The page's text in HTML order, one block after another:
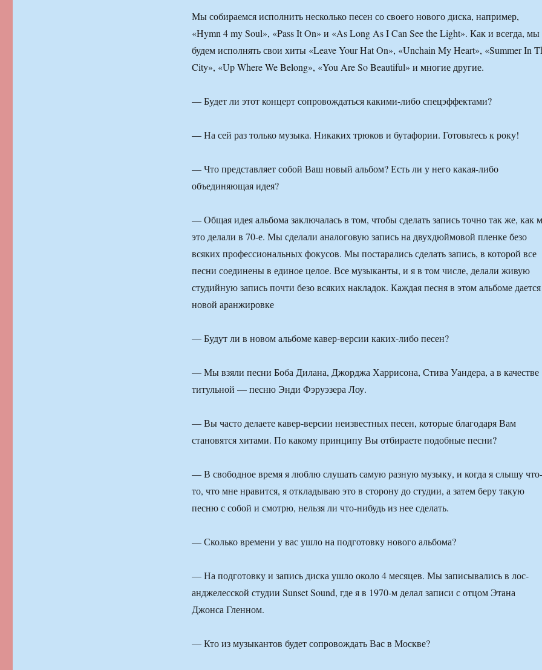
Мы собираемся исполнить несколько песен со своего нового диска, например,
«Hymn 4 my Soul», «Pass It On» и «As Long As I Can See the Light». Как и всегда, мы
будем исполнять свои хиты «Leave Your Hat On», «Unchain My Heart», «Summer In
City», «Up Where We Belong», «You Are So Beautiful» и многие другие.
— Будет ли этот концерт сопровождаться какими-либо спецэффектами?
— На сей раз только музыка. Никаких трюков и бутафории. Готовьтесь к року!
— Что представляет собой Ваш новый альбом? Есть ли у него какая-либо
объединяющая идея?
— Общая идея альбома заключалась в том, чтобы сделать запись точно так же, как
это делали в 70-е. Мы сделали аналоговую запись на двухдюймовой пленке безо
всяких профессиональных фокусов. Мы постарались сделать запись, в которой все
песни соединены в единое целое. Все музыканты, и я в том числе, делали живую
студийную запись почти безо всяких накладок. Каждая песня в этом альбоме
новой аранжировке
— Будут ли в новом альбоме кавер-версии каких-либо песен?
— Мы взяли песни Боба Дилана, Джорджа Харрисона, Стива Уандера, а в качестве
титульной — песню Энди Фэруэзера Лоу.
— Вы часто делаете кавер-версии неизвестных песен, которые благодаря Вам
становятся хитами. По какому принципу Вы отбираете подобные песни?
— В свободное время я люблю слушать самую разную музыку, и когда я слышу что-
то, что мне нравится, я откладываю это в сторону до студии, а затем беру такую
песню с собой и смотрю, нельзя ли что-нибудь из нее сделать.
— Сколько времени у вас ушло на подготовку нового альбома?
— На подготовку и запись диска ушло около 4 месяцев. Мы записывались в лос-
анджелесской студии Sunset Sound, где я в 1970-м делал записи с отцом Этана
Джонса Гленном.
— Кто из музыкантов будет сопровождать Вас в Москве?